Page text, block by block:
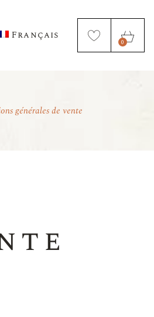
Français
English
0
générales de vente